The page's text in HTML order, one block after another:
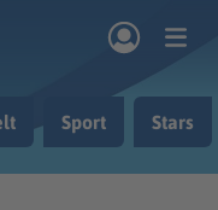
Sport Stars